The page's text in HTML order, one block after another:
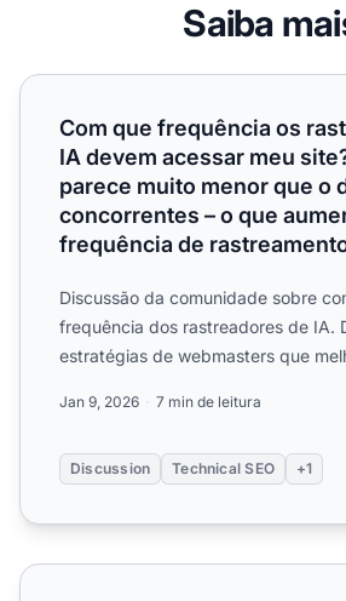
Saiba
Com que frequência os
Com que frequência os
IA devem acessar meu
parece muito menor que o
concorrentes – o que
frequência de
Discussão da comunidade sobre
frequência dos rastreadores de IA.
estratégias de webmasters que
Jan 9, 2026 7 min de leitura
Discussion Technical SEO +1
Com que frequência os